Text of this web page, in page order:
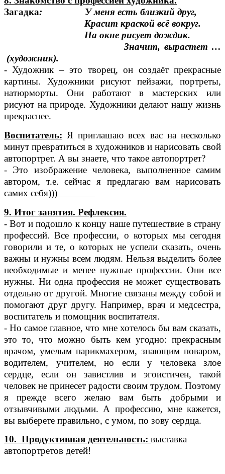
Загадка: У меня есть близкий друг,
Красит краской всё вокруг.
На окне рисует дождик.
Значит, вырастет …
(художник).
- Художник – это творец, он создаёт прекрасные
картины. Художники рисуют пейзажи, портреты,
натюрморты. Они работают в мастерских или
рисуют на природе. Художники делают нашу жизнь
прекраснее.
Воспитатель: Я приглашаю всех вас на несколько
минут превратиться в художников и нарисовать свой
автопортрет. А вы знаете, что такое автопортрет?
- Это изображение человека, выполненное самим
автором, т.е. сейчас я предлагаю вам нарисовать
самих себя)))
9. Итог занятия. Рефлексия.
- Вот и подошло к концу наше путешествие в страну
профессий. Все профессии, о которых мы сегодня
говорили и те, о которых не успели сказать, очень
важны и нужны всем людям. Нельзя выделить более
необходимые и менее нужные профессии. Они все
нужны. Ни одна профессия не может существовать
отдельно от другой. Многие связаны между собой и
помогают друг другу. Например, врач и медсестра,
воспитатель и помощник воспитателя.
- Но самое главное, что мне хотелось бы вам сказать,
это то, что можно быть кем угодно: прекрасным
врачом, умелым парикмахером, знающим поваром,
водителем, учителем, но если у человека злое
сердце, если он завистлив и эгоистичен, такой
человек не принесет радости своим трудом. Поэтому
я прежде всего желаю вам быть добрыми и
отзывчивыми людьми. А профессию, мне кажется,
вы выберете правильно, с умом, по зову сердца.
10. Продуктивная деятельность: выставка
автопортретов детей!